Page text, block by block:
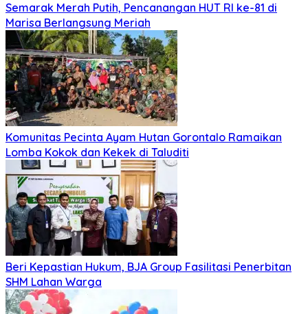
Semarak Merah Putih, Pencanangan HUT RI ke-81 di
Marisa Berlangsung Meriah
Komunitas Pecinta Ayam Hutan Gorontalo Ramaikan
Lomba Kokok dan Kekek di Taluditi
Beri Kepastian Hukum, BJA Group Fasilitasi Penerbitan
SHM Lahan Warga